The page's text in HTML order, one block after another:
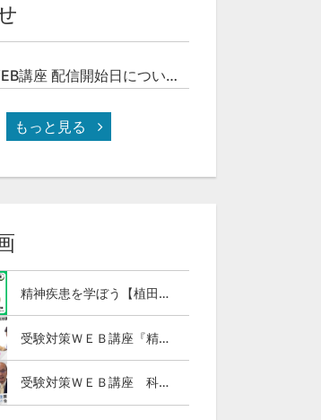
受験対策WEB講座 配信開始日について(予定)
もっと見る
精神疾患を学ぼう【植田俊幸氏】Part３
受験対策ＷＥＢ講座『精神保健福祉士国試ナビ［専門科目］２０２７』＆「科目別の重要ポイントがわかる！社会福祉士合格講座２０２７［共通科目］」
受験対策ＷＥＢ講座 科目別の重要ポイントがわかる！社会福祉士合格講座２０２７（全セット）